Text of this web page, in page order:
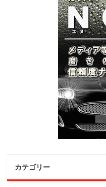
カテゴリー